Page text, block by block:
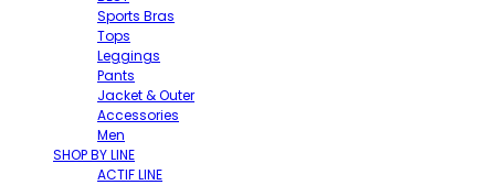
Sports Bras
Tops
Leggings
Pants
Jacket & Outer
Accessories
Men
SHOP BY LINE
ACTIF LINE